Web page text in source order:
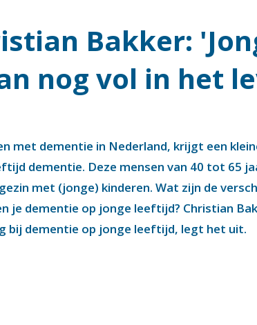
Bakker:
nog vol in het
met dementie in Nederland, krijgt een
dementie. Deze mensen van 40 tot 65
met (jonge) kinderen. Wat zijn de
je dementie op jonge leeftijd? Christian
bij dementie op jonge leeftijd, legt het uit.